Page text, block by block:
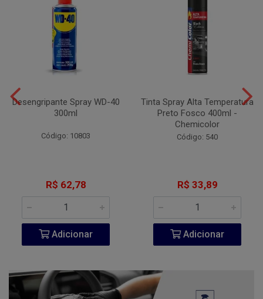
Desengripante Spray WD-40
300ml
Código: 10803
R$ 62,78
Adicionar
Tinta Spray Alta Temperatura
Preto Fosco 400ml -
Chemicolor
Código: 540
R$ 33,89
Adicionar